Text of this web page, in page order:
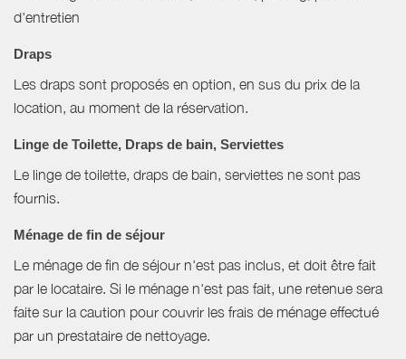
d'entretien
Draps
Les draps sont proposés en option, en sus du prix de la
location, au moment de la réservation.
Linge de Toilette, Draps de bain, Serviettes
Le linge de toilette, draps de bain, serviettes ne sont pas
fournis.
Ménage de fin de séjour
Le ménage de fin de séjour n'est pas inclus, et doit être fait
par le locataire. Si le ménage n'est pas fait, une retenue sera
faite sur la caution pour couvrir les frais de ménage effectué
par un prestataire de nettoyage.